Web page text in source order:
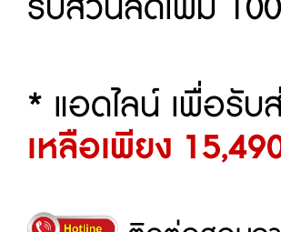
* แอดไลน์ เพื่อรับ
เหลือเพียง